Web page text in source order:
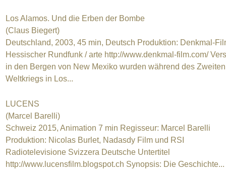
Los Alamos. Und die Erben der Bombe
(Claus Biegert)
Deutschland, 2003, 45 min, Deutsch Produktion: Denkmal-
Hessischer Rundfunk / arte http://www.denkmal-film.com/
in den Bergen von New Mexiko wurden während des Zweiten
Weltkriegs in Los...
LUCENS
(Marcel Barelli)
Schweiz 2015, Animation 7 min Regisseur: Marcel Barelli
Produktion: Nicolas Burlet, Nadasdy Film und RSI
Radiotelevisione Svizzera Deutsche Untertitel
http://www.lucensfilm.blogspot.ch Synopsis: Die Geschichte...